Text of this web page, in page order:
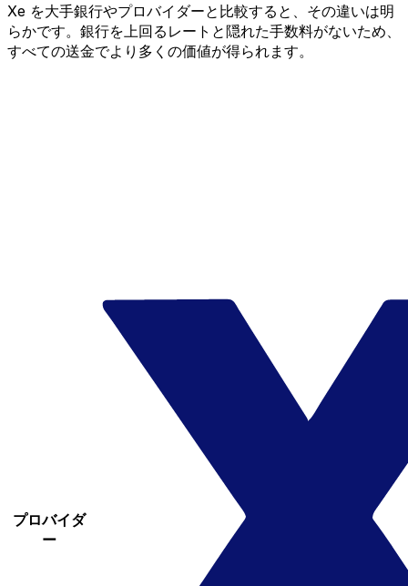
Xe を大手銀行やプロバイダーと比較すると、その違いは明
らかです。銀行を上回るレートと隠れた手数料がないため、
すべての送金でより多くの価値が得られます。
プロバイダ
ー